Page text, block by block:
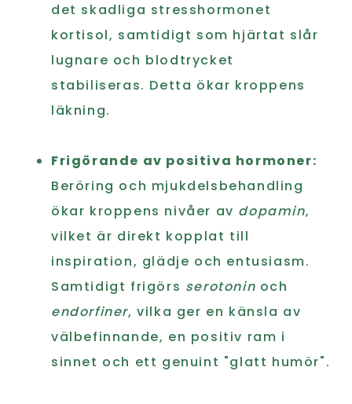
det skadliga stresshormonet
kortisol, samtidigt som hjärtat slår
lugnare och blodtrycket
stabiliseras. Detta ökar kroppens
läkning.
Frigörande av positiva hormoner:
Beröring och mjukdelsbehandling
ökar kroppens nivåer av dopamin,
vilket är direkt kopplat till
inspiration, glädje och entusiasm.
Samtidigt frigörs serotonin och
endorfiner, vilka ger en känsla av
välbefinnande, en positiv ram i
sinnet och ett genuint "glatt humör".